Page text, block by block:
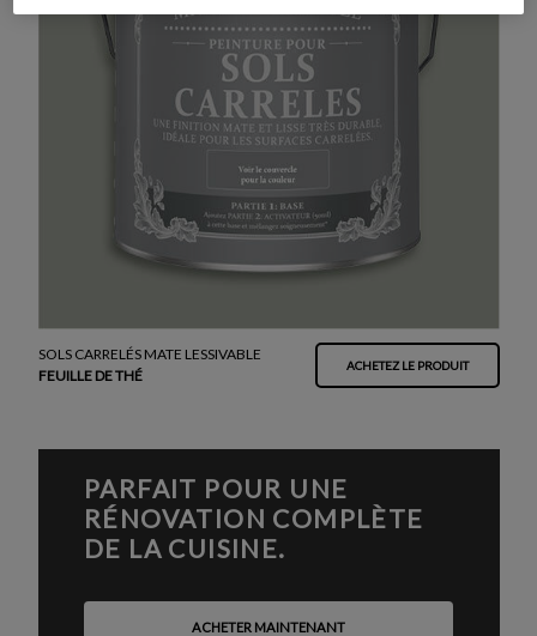
SOLS CARRELÉS MATE LESSIVABLE
FEUILLE DE THÉ
ACHETEZ LE PRODUIT
PARFAIT POUR UNE
RÉNOVATION COMPLÈTE
DE LA CUISINE.
ACHETER MAINTENANT